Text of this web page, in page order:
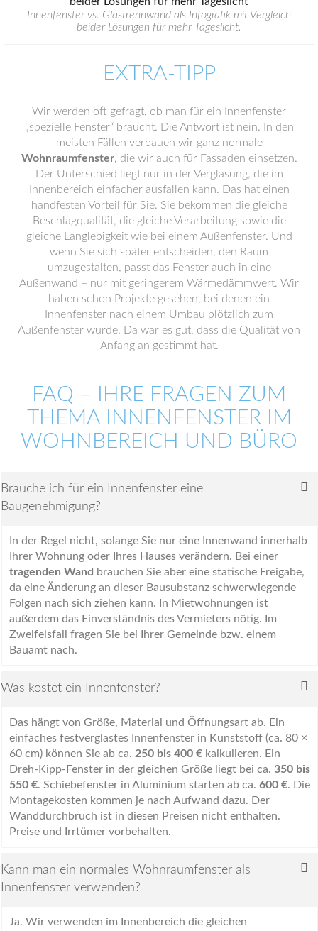
Innenfenster vs. Glastrennwand als Infografik mit Vergleich
beider Lösungen für mehr Tageslicht.
EXTRA-TIPP
Wir werden oft gefragt, ob man für ein Innenfenster
„spezielle Fenster“ braucht. Die Antwort ist nein. In den
meisten Fällen verbauen wir ganz normale
Wohnraumfenster, die wir auch für Fassaden einsetzen.
Der Unterschied liegt nur in der Verglasung, die im
Innenbereich einfacher ausfallen kann. Das hat einen
handfesten Vorteil für Sie. Sie bekommen die gleiche
Beschlagqualität, die gleiche Verarbeitung sowie die
gleiche Langlebigkeit wie bei einem Außenfenster. Und
wenn Sie sich später entscheiden, den Raum
umzugestalten, passt das Fenster auch in eine
Außenwand – nur mit geringerem Wärmedämmwert. Wir
haben schon Projekte gesehen, bei denen ein
Innenfenster nach einem Umbau plötzlich zum
Außenfenster wurde. Da war es gut, dass die Qualität von
Anfang an gestimmt hat.
FAQ – IHRE FRAGEN ZUM
THEMA INNENFENSTER IM
WOHNBEREICH UND BÜRO
Brauche ich für ein Innenfenster eine
Baugenehmigung?
In der Regel nicht, solange Sie nur eine Innenwand innerhalb
Ihrer Wohnung oder Ihres Hauses verändern. Bei einer
tragenden Wand brauchen Sie aber eine statische Freigabe,
da eine Änderung an dieser Bausubstanz schwerwiegende
Folgen nach sich ziehen kann. In Mietwohnungen ist
außerdem das Einverständnis des Vermieters nötig. Im
Zweifelsfall fragen Sie bei Ihrer Gemeinde bzw. einem
Bauamt nach.
Was kostet ein Innenfenster?
Das hängt von Größe, Material und Öffnungsart ab. Ein
einfaches festverglastes Innenfenster in Kunststoff (ca. 80 ×
60 cm) können Sie ab ca. 250 bis 400 € kalkulieren. Ein
Dreh-Kipp-Fenster in der gleichen Größe liegt bei ca. 350 bis
550 €. Schiebefenster in Aluminium starten ab ca. 600 €. Die
Montagekosten kommen je nach Aufwand dazu. Der
Wanddurchbruch ist in diesen Preisen nicht enthalten.
Preise und Irrtümer vorbehalten.
Kann man ein normales Wohnraumfenster als
Innenfenster verwenden?
Ja. Wir verwenden im Innenbereich die gleichen